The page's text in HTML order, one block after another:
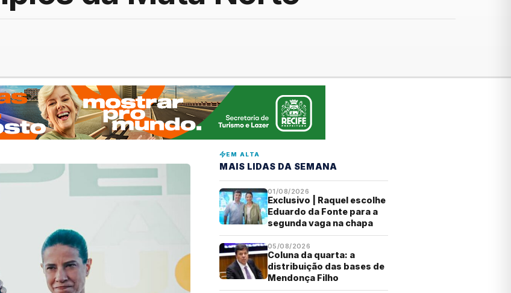
EM ALTA
MAIS LIDAS DA SEMANA
01/08/2026
Exclusivo | Raquel escolhe
Eduardo da Fonte para a
segunda vaga na chapa
05/08/2026
Coluna da quarta: a
distribuição das bases de
Mendonça Filho